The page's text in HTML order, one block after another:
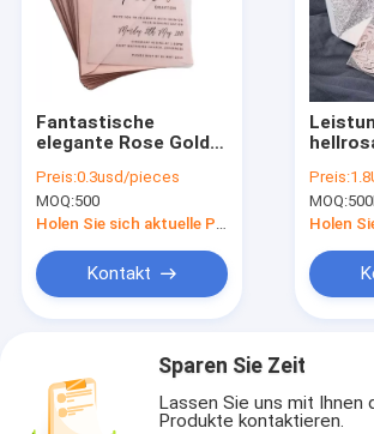
Fantastische
elegante Rose Gold
Einladungen
dekorativ
Preis:0.3usd/pieces
MOQ:500
Holen Sie sich aktuelle Preis
Kontakt
Karten
und
Preis:
MOQ:
Sparen Sie Zeit
Lassen Sie uns mit Ihnen
Produkte kontaktieren.